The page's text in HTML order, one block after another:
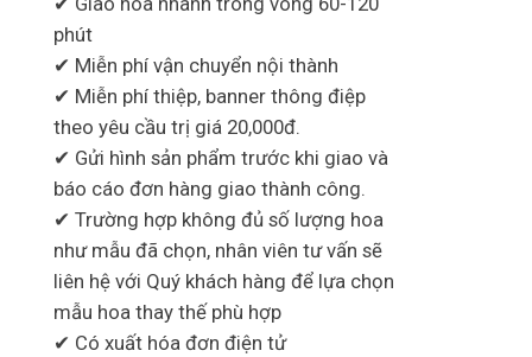
phút
✔ Miễn phí vận chuyển nội thành
✔ Miễn phí thiệp, banner thông điệp
theo yêu cầu trị giá 20,000đ.
✔ Gửi hình sản phẩm trước khi giao và
báo cáo đơn hàng giao thành công.
✔ Trường hợp không đủ số lượng hoa
như mẫu đã chọn, nhân viên tư vấn sẽ
liên hệ với Quý khách hàng để lựa chọn
mẫu hoa thay thế phù hợp
✔ Có xuất hóa đơn điện tử